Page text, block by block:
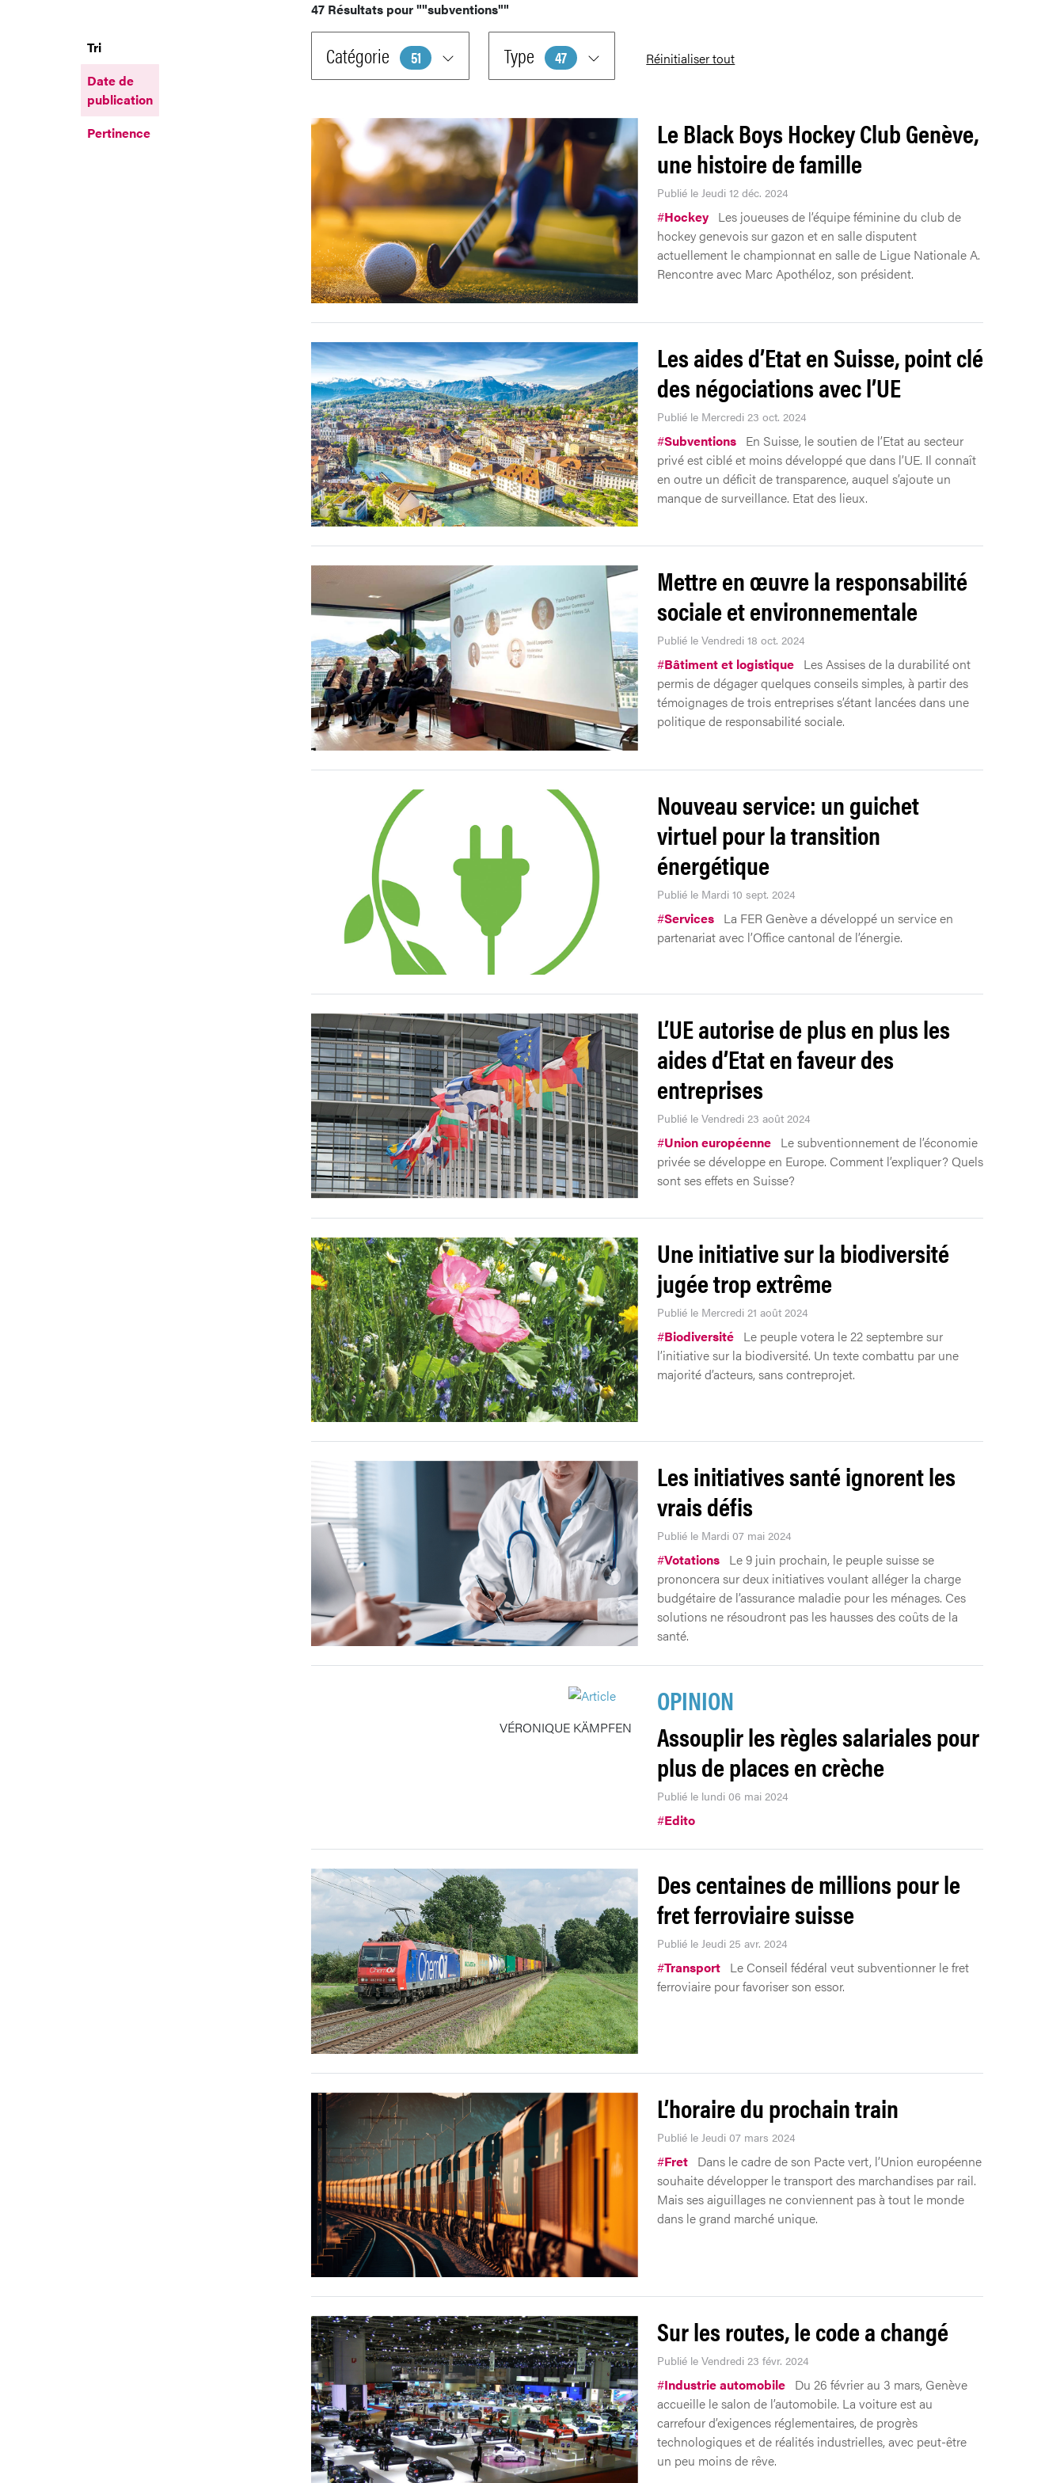
47 Résultats pour""subventions""
Tri
Date de
publication
Pertinence
Catégorie 51 Type 47 Réinitialiser tout
Le Black Boys Hockey Club Genève,
une histoire de famille
Publié le Jeudi 12 déc. 2024
#Hockey Les joueuses de l’équipe féminine du club de
hockey genevois sur gazon et en salle disputent
actuellement le championnat en salle de Ligue Nationale A.
Rencontre avec Marc Apothéloz, son président.
Les aides d’Etat en Suisse, point clé
des négociations avec l’UE
Publié le Mercredi 23 oct. 2024
#Subventions En Suisse, le soutien de l’Etat au secteur
privé est ciblé et moins développé que dans l’UE. Il connaît
en outre un déficit de transparence, auquel s’ajoute un
manque de surveillance. Etat des lieux.
Mettre en œuvre la responsabilité
sociale et environnementale
Publié le Vendredi 18 oct. 2024
#Bâtiment et logistique Les Assises de la durabilité ont
permis de dégager quelques conseils simples, à partir des
témoignages de trois entreprises s’étant lancées dans une
politique de responsabilité sociale.
Nouveau service: un guichet
virtuel pour la transition
énergétique
Publié le Mardi 10 sept. 2024
#Services La FER Genève a développé un service en
partenariat avec l’Office cantonal de l’énergie.
L’UE autorise de plus en plus les
aides d’Etat en faveur des
entreprises
Publié le Vendredi 23 août 2024
#Union européenne Le subventionnement de l’économie
privée se développe en Europe. Comment l’expliquer? Quels
sont ses effets en Suisse?
Une initiative sur la biodiversité
jugée trop extrême
Publié le Mercredi 21 août 2024
#Biodiversité Le peuple votera le 22 septembre sur
l’initiative sur la biodiversité. Un texte combattu par une
majorité d’acteurs, sans contreprojet.
Les initiatives santé ignorent les
vrais défis
Publié le Mardi 07 mai 2024
#Votations Le 9 juin prochain, le peuple suisse se
prononcera sur deux initiatives voulant alléger la charge
budgétaire de l’assurance maladie pour les ménages. Ces
solutions ne résoudront pas les hausses des coûts de la
santé.
VÉRONIQUE KÄMPFEN
OPINION
Assouplir les règles salariales pour
plus de places en crèche
Publié le lundi 06 mai 2024
#Edito
Des centaines de millions pour le
fret ferroviaire suisse
Publié le Jeudi 25 avr. 2024
#Transport Le Conseil fédéral veut subventionner le fret
ferroviaire pour favoriser son essor.
L’horaire du prochain train
Publié le Jeudi 07 mars 2024
#Fret Dans le cadre de son Pacte vert, l’Union européenne
souhaite développer le transport des marchandises par rail.
Mais ses aiguillages ne conviennent pas à tout le monde
dans le grand marché unique.
Sur les routes, le code a changé
Publié le Vendredi 23 févr. 2024
#Industrie automobile Du 26 février au 3 mars, Genève
accueille le salon de l’automobile. La voiture est au
carrefour d’exigences réglementaires, de progrès
technologiques et de réalités industrielles, avec peut-être
un peu moins de rêve.